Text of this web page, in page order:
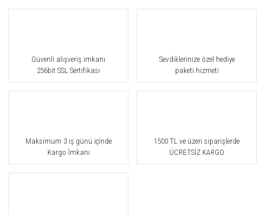
Güvenli alışveriş imkanı
256bit SSL Sertifikası
Sevdiklerinize özel hediye
paketi hizmeti
Maksimum 3 iş günü içinde
Kargo İmkanı
1500 TL ve üzeri siparişlerde
ÜCRETSİZ KARGO